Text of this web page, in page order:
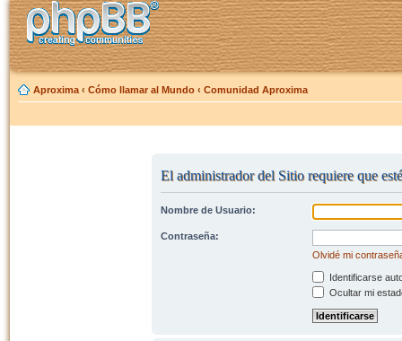
Aproxima ‹ Cómo llamar al Mundo ‹ Comunidad Aproxima
El administrador del Sitio requiere que
Nombre de Usuario:
Contraseña:
Olvidé mi
Identificarse
Ocultar mi